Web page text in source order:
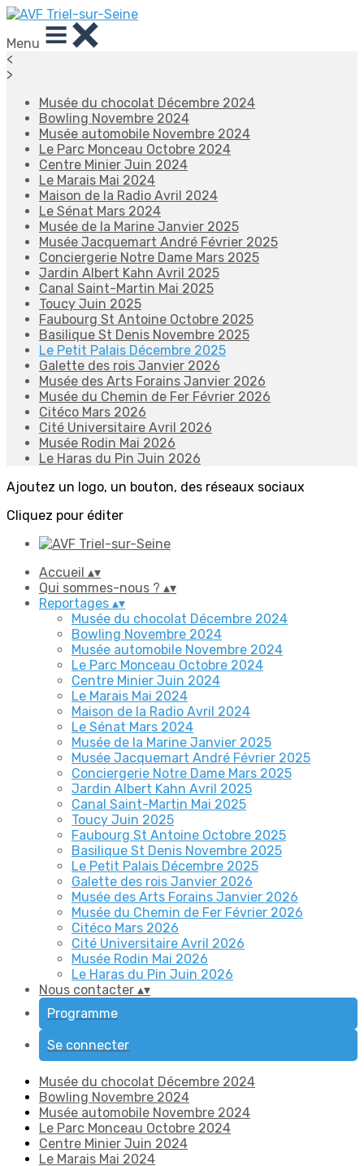
Menu
<
>
Musée du chocolat Décembre 2024
Bowling Novembre 2024
Musée automobile Novembre 2024
Le Parc Monceau Octobre 2024
Centre Minier Juin 2024
Le Marais Mai 2024
Maison de la Radio Avril 2024
Le Sénat Mars 2024
Musée de la Marine Janvier 2025
Musée Jacquemart André Février 2025
Conciergerie Notre Dame Mars 2025
Jardin Albert Kahn Avril 2025
Canal Saint-Martin Mai 2025
Toucy Juin 2025
Faubourg St Antoine Octobre 2025
Basilique St Denis Novembre 2025
Le Petit Palais Décembre 2025
Galette des rois Janvier 2026
Musée des Arts Forains Janvier 2026
Musée du Chemin de Fer Février 2026
Citéco Mars 2026
Cité Universitaire Avril 2026
Musée Rodin Mai 2026
Le Haras du Pin Juin 2026
Ajoutez un logo, un bouton, des réseaux sociaux
Cliquez pour éditer
Accueil ▴▾
Qui sommes-nous ? ▴▾
Reportages ▴▾
Musée du chocolat Décembre 2024
Bowling Novembre 2024
Musée automobile Novembre 2024
Le Parc Monceau Octobre 2024
Centre Minier Juin 2024
Le Marais Mai 2024
Maison de la Radio Avril 2024
Le Sénat Mars 2024
Musée de la Marine Janvier 2025
Musée Jacquemart André Février 2025
Conciergerie Notre Dame Mars 2025
Jardin Albert Kahn Avril 2025
Canal Saint-Martin Mai 2025
Toucy Juin 2025
Faubourg St Antoine Octobre 2025
Basilique St Denis Novembre 2025
Le Petit Palais Décembre 2025
Galette des rois Janvier 2026
Musée des Arts Forains Janvier 2026
Musée du Chemin de Fer Février 2026
Citéco Mars 2026
Cité Universitaire Avril 2026
Musée Rodin Mai 2026
Le Haras du Pin Juin 2026
Nous contacter ▴▾
Programme
Se connecter
Musée du chocolat Décembre 2024
Bowling Novembre 2024
Musée automobile Novembre 2024
Le Parc Monceau Octobre 2024
Centre Minier Juin 2024
Le Marais Mai 2024